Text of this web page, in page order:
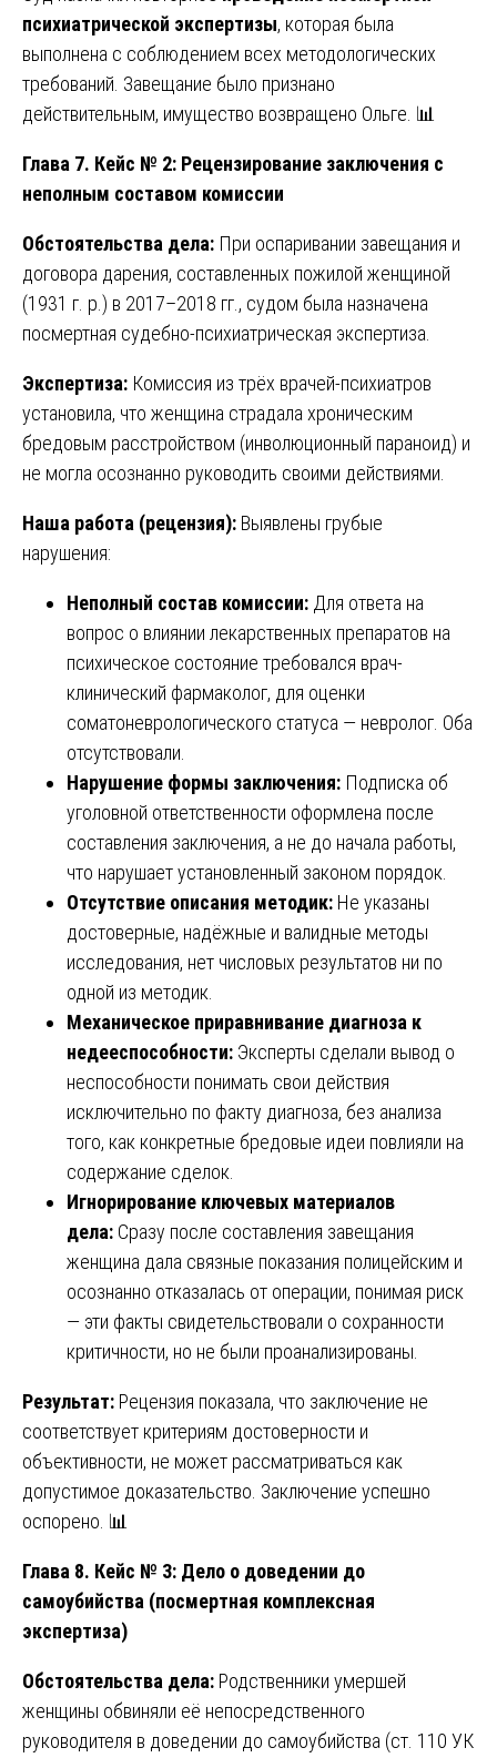
психиатрической экспертизы, которая была
выполнена с соблюдением всех методологических
требований. Завещание было признано
действительным, имущество возвращено Ольге. 📊
Глава 7. Кейс № 2: Рецензирование заключения с
неполным составом комиссии
Обстоятельства дела: При оспаривании завещания и
договора дарения, составленных пожилой женщиной
(1931 г. р.) в 2017–2018 гг., судом была назначена
посмертная судебно-психиатрическая экспертиза.
Экспертиза: Комиссия из трёх врачей-психиатров
установила, что женщина страдала хроническим
бредовым расстройством (инволюционный параноид) и
не могла осознанно руководить своими действиями.
Наша работа (рецензия): Выявлены грубые
нарушения:
Неполный состав комиссии: Для ответа на
вопрос о влиянии лекарственных препаратов на
психическое состояние требовался врач-
клинический фармаколог, для оценки
соматоневрологического статуса — невролог. Оба
отсутствовали.
Нарушение формы заключения: Подписка об
уголовной ответственности оформлена после
составления заключения, а не до начала работы,
что нарушает установленный законом порядок.
Отсутствие описания методик: Не указаны
достоверные, надёжные и валидные методы
исследования, нет числовых результатов ни по
одной из методик.
Механическое приравнивание диагноза к
недееспособности: Эксперты сделали вывод о
неспособности понимать свои действия
исключительно по факту диагноза, без анализа
того, как конкретные бредовые идеи повлияли на
содержание сделок.
Игнорирование ключевых материалов
дела: Сразу после составления завещания
женщина дала связные показания полицейским и
осознанно отказалась от операции, понимая риск
— эти факты свидетельствовали о сохранности
критичности, но не были проанализированы.
Результат: Рецензия показала, что заключение не
соответствует критериям достоверности и
объективности, не может рассматриваться как
допустимое доказательство. Заключение успешно
оспорено. 📊
Глава 8. Кейс № 3: Дело о доведении до
самоубийства (посмертная комплексная
экспертиза)
Обстоятельства дела: Родственники умершей
женщины обвиняли её непосредственного
руководителя в доведении до самоубийства (ст. 110 УК